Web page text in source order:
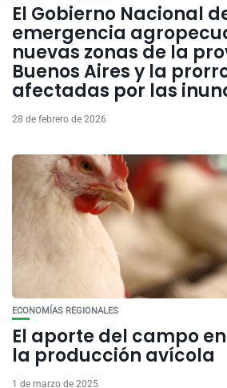
El Gobierno Nacional
emergencia
nuevas zonas de la
Buenos Aires y la
afectadas por las
28 de febrero de 2026
ECONOMÍAS REGIONALES
El aporte del campo
la producción avícola
1 de marzo de 2025